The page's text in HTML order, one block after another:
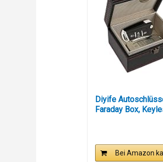
Diyife
Faraday Box,
Bei Amazon